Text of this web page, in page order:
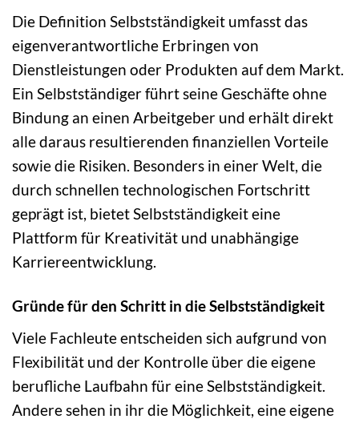
Die Definition Selbstständigkeit umfasst das
eigenverantwortliche Erbringen von
Dienstleistungen oder Produkten auf dem Markt.
Ein Selbstständiger führt seine Geschäfte ohne
Bindung an einen Arbeitgeber und erhält direkt
alle daraus resultierenden finanziellen Vorteile
sowie die Risiken. Besonders in einer Welt, die
durch schnellen technologischen Fortschritt
geprägt ist, bietet Selbstständigkeit eine
Plattform für Kreativität und unabhängige
Karriereentwicklung.
Gründe für den Schritt in die Selbstständigkeit
Viele Fachleute entscheiden sich aufgrund von
Flexibilität und der Kontrolle über die eigene
berufliche Laufbahn für eine Selbstständigkeit.
Andere sehen in ihr die Möglichkeit, eine eigene